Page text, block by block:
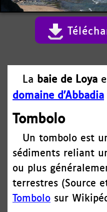
La baie de Loya
domaine d'Abbadia
Tombolo
Un tombolo est
sédiments reliant
ou plus
terrestres (Source
Tombolo sur